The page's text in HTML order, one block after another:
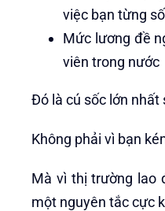
việc bạn từng
Mức lương đề
viên trong nước
Đó là cú sốc lớn nhất
Không phải vì bạn
Mà vì thị trường lao
một nguyên tắc cực